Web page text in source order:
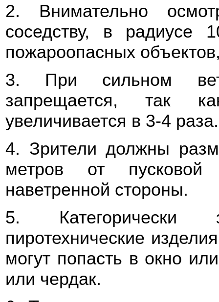
2. Внимательно
соседству, в радиусе
пожароопасных
3. При сильном
запрещается, так
увеличивается в 3-4 раза.
4. Зрители должны
метров от пусковой
наветренной стороны.
5. Категорически
пиротехнические
могут попасть в окно
или чердак.